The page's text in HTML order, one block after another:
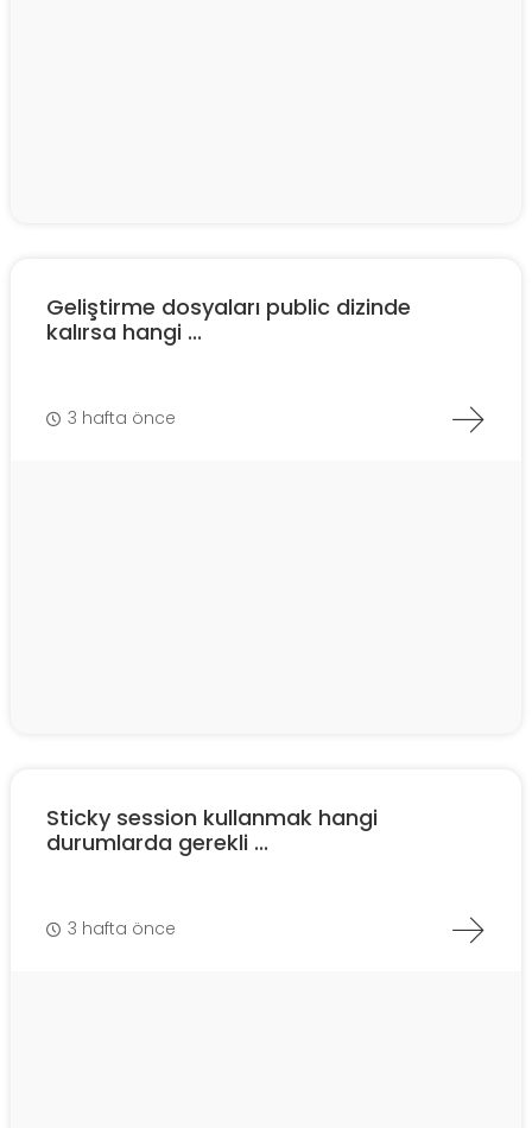
Geliştirme dosyaları public dizinde
kalırsa hangi ...
3 hafta önce
Sticky session kullanmak hangi
durumlarda gerekli ...
3 hafta önce